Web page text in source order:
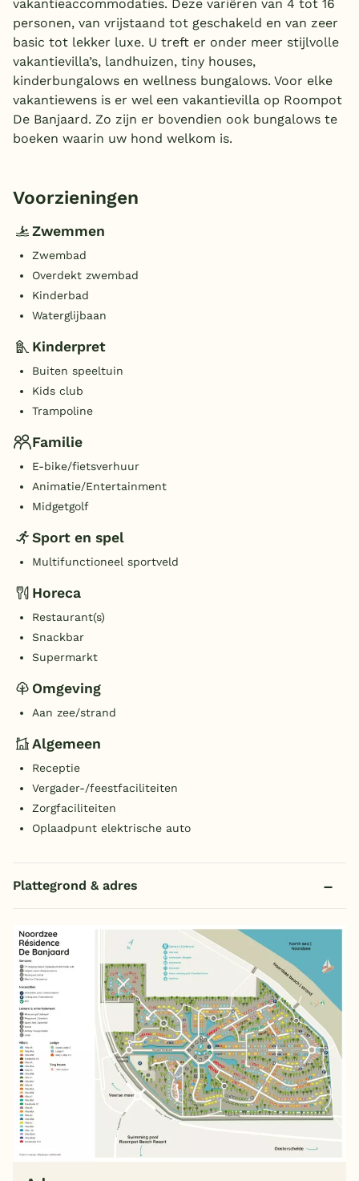
vakantieaccommodaties. Deze variëren van 4 tot 16
personen, van vrijstaand tot geschakeld en van zeer
basic tot lekker luxe. U treft er onder meer stijlvolle
vakantievilla’s, landhuizen, tiny houses,
kinderbungalows en wellness bungalows. Voor elke
vakantiewens is er wel een vakantievilla op Roompot
De Banjaard. Zo zijn er bovendien ook bungalows te
boeken waarin uw hond welkom is.
Voorzieningen
Zwemmen
Zwembad
Overdekt zwembad
Kinderbad
Waterglijbaan
Kinderpret
Buiten speeltuin
Kids club
Trampoline
Familie
E-bike/fietsverhuur
Animatie/Entertainment
Midgetgolf
Sport en spel
Multifunctioneel sportveld
Horeca
Restaurant(s)
Snackbar
Supermarkt
Omgeving
Aan zee/strand
Algemeen
Receptie
Vergader-/feestfaciliteiten
Zorgfaciliteiten
Oplaadpunt elektrische auto
Plattegrond & adres